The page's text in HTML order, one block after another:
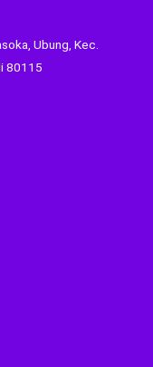
Ubung, Kec.
80115